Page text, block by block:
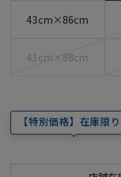
43cm×86cm
41cm×88cm
【特別価格】在庫限り